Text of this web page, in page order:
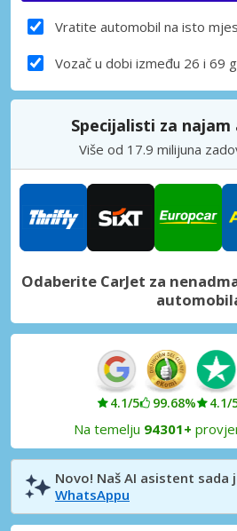
Vratite automobil na isto
Vozač u dobi između 26 i 69
Specijalisti za
Više od 17.9 milijuna
Odaberite CarJet za
4.1/5 99.68% 4.1/
Na temelju 94301+
Novo! Naš AI asistent sada
WhatsAppu